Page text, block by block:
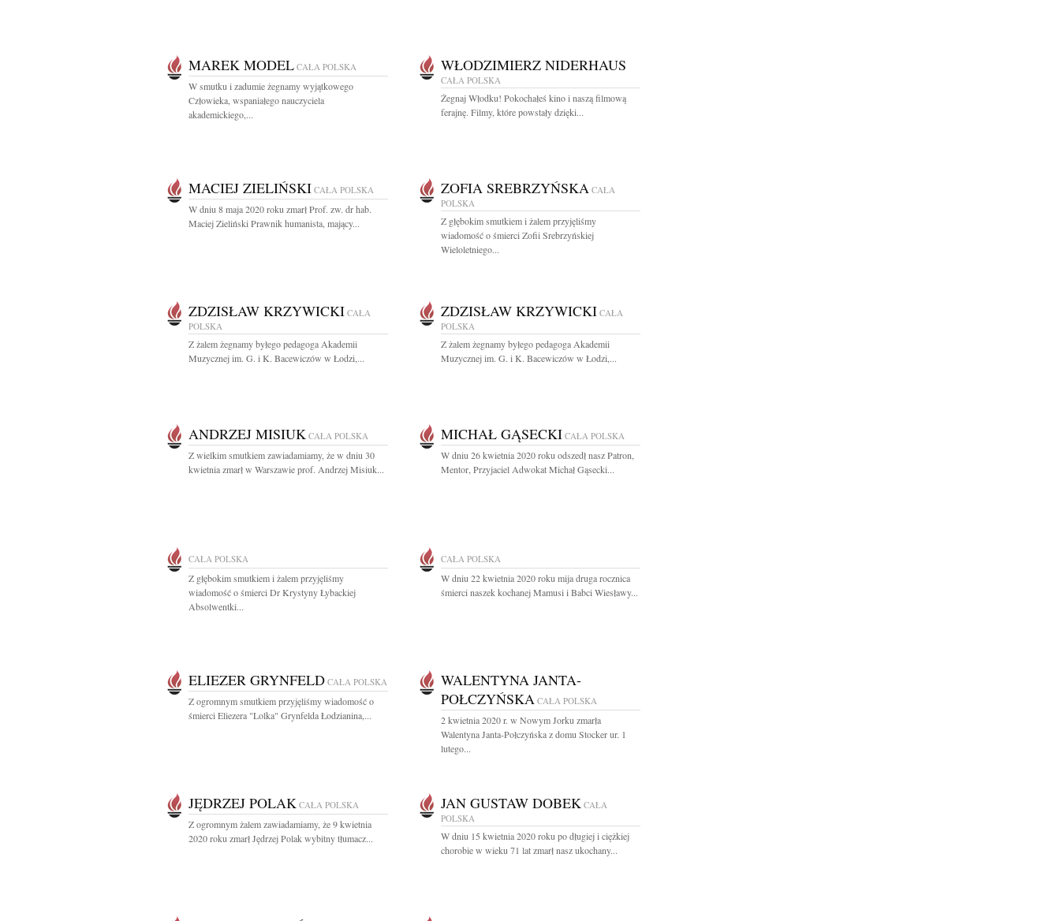
MAREK MODEL CAŁA POLSKA
W smutku i zadumie żegnamy wyjątkowego
Człowieka, wspaniałego nauczyciela
akademickiego,...
WŁODZIMIERZ NIDERHAUS
CAŁA POLSKA
Żegnaj Włodku! Pokochałeś kino i naszą filmową
ferajnę. Filmy, które powstały dzięki...
MACIEJ ZIELIŃSKI CAŁA POLSKA
W dniu 8 maja 2020 roku zmarł Prof. zw. dr hab.
Maciej Zieliński Prawnik humanista, mający...
ZOFIA SREBRZYŃSKA CAŁA
POLSKA
Z głębokim smutkiem i żalem przyjęliśmy
wiadomość o śmierci Zofii Srebrzyńskiej
Wieloletniego...
ZDZISŁAW KRZYWICKI CAŁA
POLSKA
Z żalem żegnamy byłego pedagoga Akademii
Muzycznej im. G. i K. Bacewiczów w Łodzi,...
ZDZISŁAW KRZYWICKI CAŁA
POLSKA
Z żalem żegnamy byłego pedagoga Akademii
Muzycznej im. G. i K. Bacewiczów w Łodzi,...
ANDRZEJ MISIUK CAŁA POLSKA
Z wielkim smutkiem zawiadamiamy, że w dniu 30
kwietnia zmarł w Warszawie prof. Andrzej Misiuk...
MICHAŁ GĄSECKI CAŁA POLSKA
W dniu 26 kwietnia 2020 roku odszedł nasz Patron,
Mentor, Przyjaciel Adwokat Michał Gąsecki...
CAŁA POLSKA
Z głębokim smutkiem i żalem przyjęliśmy
wiadomość o śmierci Dr Krystyny Łybackiej
Absolwentki...
CAŁA POLSKA
W dniu 22 kwietnia 2020 roku mija druga rocznica
śmierci naszek kochanej Mamusi i Babci Wiesławy...
ELIEZER GRYNFELD CAŁA POLSKA
Z ogromnym smutkiem przyjęliśmy wiadomość o
śmierci Eliezera "Lolka" Grynfelda Łodzianina,...
WALENTYNA JANTA-
POŁCZYŃSKA CAŁA POLSKA
2 kwietnia 2020 r. w Nowym Jorku zmarła
Walentyna Janta-Połczyńska z domu Stocker ur. 1
lutego...
JĘDRZEJ POLAK CAŁA POLSKA
Z ogromnym żalem zawiadamiamy, że 9 kwietnia
2020 roku zmarł Jędrzej Polak wybitny tłumacz...
JAN GUSTAW DOBEK CAŁA
POLSKA
W dniu 15 kwietnia 2020 roku po długiej i ciężkiej
chorobie w wieku 71 lat zmarł nasz ukochany...